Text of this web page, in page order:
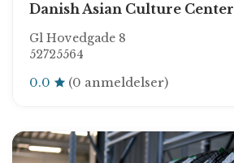
Danish Asian Culture Center
Gl Hovedgade 8
52725564
0.0 (0 anmeldelser)